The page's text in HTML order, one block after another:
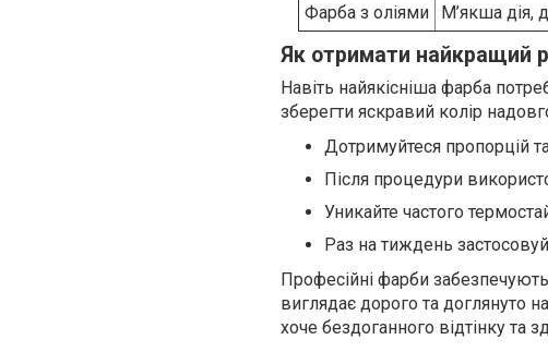
Фарба з оліями
М’якша дія,
Як отримати найкращий
Навіть найякісніша фарба
зберегти яскравий колір
Дотримуйтеся пропорцій
Після процедури
Уникайте частого
Раз на тиждень
Професійні фарби
виглядає дорого та доглянуто
хоче бездоганного відтінку та